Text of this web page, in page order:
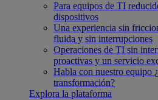
Para equipos de TI
dispositivos
Una experiencia sin
fluida y sin interrupciones
Operaciones de TI sin
proactivas y un servicio
Habla con nuestro equipo
transformación?
Explora la plataforma